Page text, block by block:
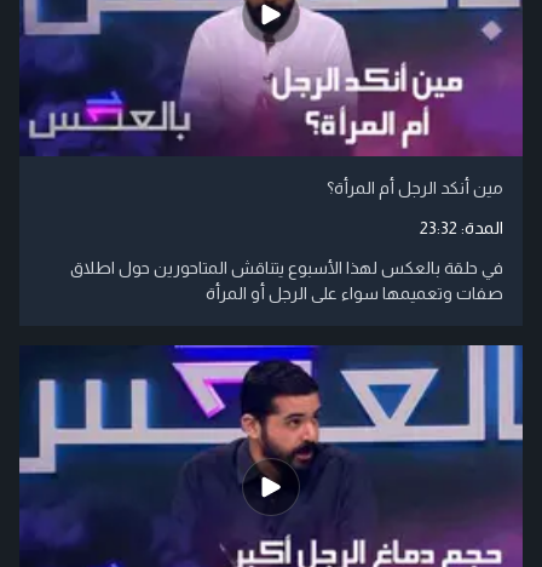
مين أنكد الرجل أم المرأة؟
المدة: 23:32
في حلقة بالعكس لهذا الأسبوع يتناقش المتاحورين حول اطلاق
صفات وتعميمها سواء على الرجل أو المرأة